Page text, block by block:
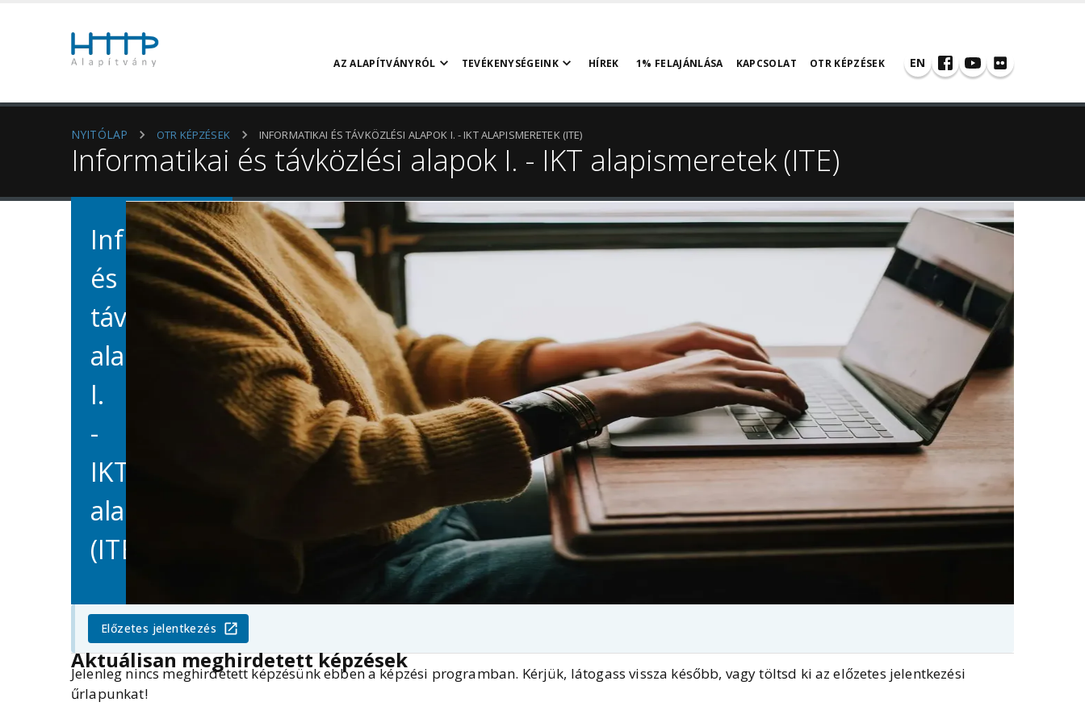
AZ ALAPÍTVÁNYRÓL TEVÉKENYSÉGEINK HÍREK 1% FELAJÁNLÁSA KAPCSOLAT OTR KÉPZÉSEK EN
NYITÓLAP OTR KÉPZÉSEK INFORMATIKAI ÉS TÁVKÖZLÉSI ALAPOK I. - IKT ALAPISMERETEK (ITE)
Informatikai és távközlési alapok I. - IKT alapismeretek (ITE)
Informatikai
és
távközlési
alapok
I.
-
IKT
alapismeretek
(ITE)
Előzetes jelentkezés
Aktuálisan meghirdetett képzések
Jelenleg nincs meghirdetett képzésünk ebben a képzési programban. Kérjük, látogass vissza később, vagy töltsd ki az előzetes jelentkezési
űrlapunkat!